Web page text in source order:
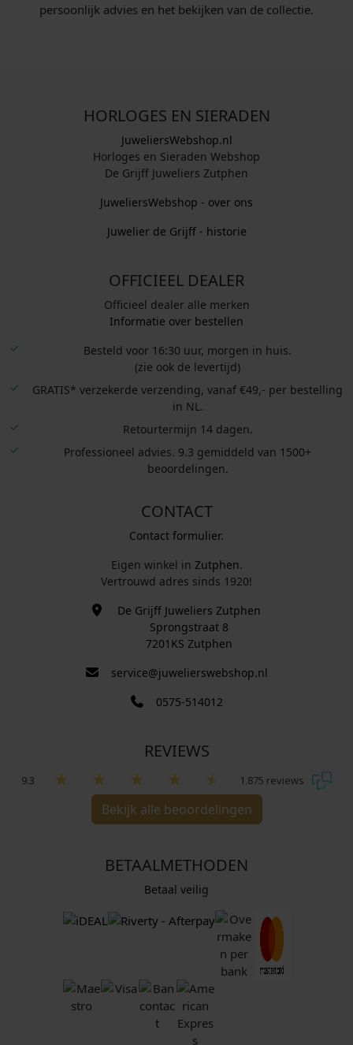
persoonlijk advies en het bekijken van de collectie.
HORLOGES EN SIERADEN
JuweliersWebshop.nl
Horloges en Sieraden Webshop
De Grijff Juweliers Zutphen
JuweliersWebshop - over ons
Juwelier de Grijff - historie
OFFICIEEL DEALER
Officieel dealer alle merken
Informatie over bestellen
Besteld voor 16:30 uur, morgen in huis.
(zie ook de levertijd)
GRATIS* verzekerde verzending, vanaf €49,- per bestelling
in NL.
Retourtermijn 14 dagen.
Professioneel advies. 9.3 gemiddeld van 1500+
beoordelingen.
CONTACT
Contact formulier.
Eigen winkel in Zutphen.
Vertrouwd adres sinds 1920!
De Grijff Juweliers Zutphen
Sprongstraat 8
7201KS Zutphen
service@juwelierswebshop.nl
0575-514012
REVIEWS
9.3 1.875 reviews
Bekijk alle beoordelingen
BETAALMETHODEN
Betaal veilig